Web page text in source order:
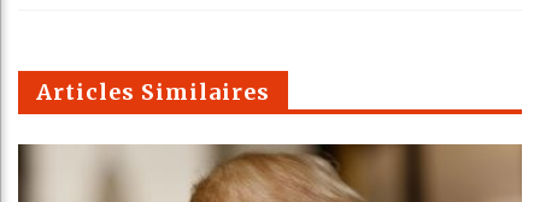
m
Articles Similaires